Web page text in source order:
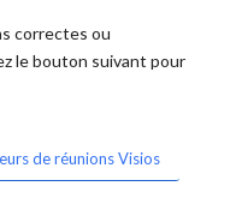
correctes ou
le bouton suivant pour
de réunions Visios